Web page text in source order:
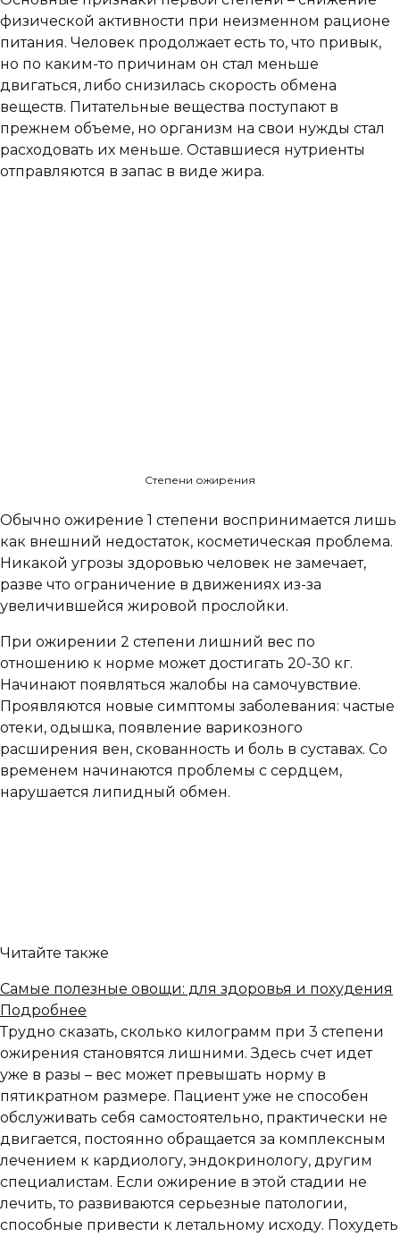
физической активности при неизменном рационе
питания. Человек продолжает есть то, что привык,
но по каким-то причинам он стал меньше
двигаться, либо снизилась скорость обмена
веществ. Питательные вещества поступают в
прежнем объеме, но организм на свои нужды стал
расходовать их меньше. Оставшиеся нутриенты
отправляются в запас в виде жира.
Степени ожирения
Обычно ожирение 1 степени воспринимается лишь
как внешний недостаток, косметическая проблема.
Никакой угрозы здоровью человек не замечает,
разве что ограничение в движениях из-за
увеличившейся жировой прослойки.
При ожирении 2 степени лишний вес по
отношению к норме может достигать 20-30 кг.
Начинают появляться жалобы на самочувствие.
Проявляются новые симптомы заболевания: частые
отеки, одышка, появление варикозного
расширения вен, скованность и боль в суставах. Со
временем начинаются проблемы с сердцем,
нарушается липидный обмен.
Читайте также
Самые полезные овощи: для здоровья и похудения
Подробнее
Трудно сказать, сколько килограмм при 3 степени
ожирения становятся лишними. Здесь счет идет
уже в разы – вес может превышать норму в
пятикратном размере. Пациент уже не способен
обслуживать себя самостоятельно, практически не
двигается, постоянно обращается за комплексным
лечением к кардиологу, эндокринологу, другим
специалистам. Если ожирение в этой стадии не
лечить, то развиваются серьезные патологии,
способные привести к летальному исходу. Похудеть